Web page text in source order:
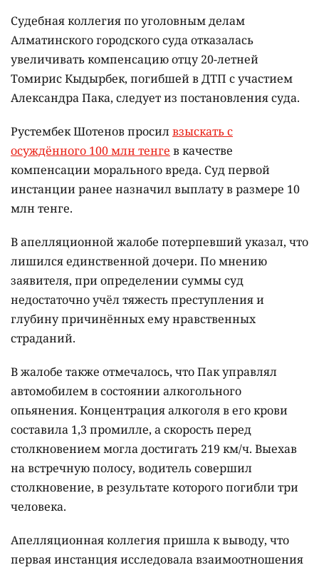
Судебная коллегия по уголовным делам
Алматинского городского суда отказалась
увеличивать компенсацию отцу 20-летней
Томирис Кыдырбек, погибшей в ДТП с участием
Александра Пака, следует из постановления суда.
Рустембек Шотенов просилвзыскать с
осуждённого 100 млн тенге в качестве
компенсации морального вреда. Суд первой
инстанции ранее назначил выплату в размере 10
млн тенге.
В апелляционной жалобе потерпевший указал, что
лишился единственной дочери. По мнению
заявителя, при определении суммы суд
недостаточно учёл тяжесть преступления и
глубину причинённых ему нравственных
страданий.
В жалобе также отмечалось, что Пак управлял
автомобилем в состоянии алкогольного
опьянения. Концентрация алкоголя в его крови
составила 1,3 промилле, а скорость перед
столкновением могла достигать 219 км/ч. Выехав
на встречную полосу, водитель совершил
столкновение, в результате которого погибли три
человека.
Апелляционная коллегия пришла к выводу, что
первая инстанция исследовала взаимоотношения